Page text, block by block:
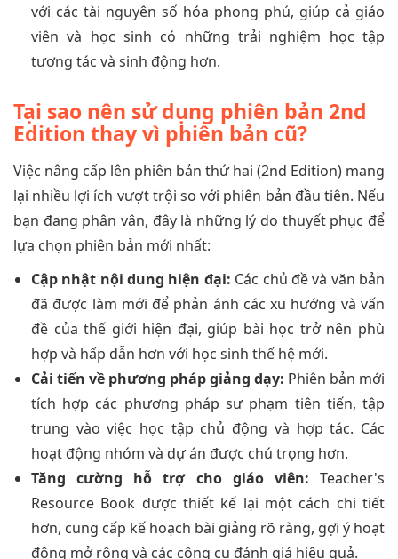
với các tài nguyên số hóa phong phú, giúp cả giáo
viên và học sinh có những trải nghiệm học tập
tương tác và sinh động hơn.
Tại sao nên sử dụng phiên bản 2nd
Edition thay vì phiên bản cũ?
Việc nâng cấp lên phiên bản thứ hai (2nd Edition) mang
lại nhiều lợi ích vượt trội so với phiên bản đầu tiên. Nếu
bạn đang phân vân, đây là những lý do thuyết phục để
lựa chọn phiên bản mới nhất:
Cập nhật nội dung hiện đại: Các chủ đề và văn bản
đã được làm mới để phản ánh các xu hướng và vấn
đề của thế giới hiện đại, giúp bài học trở nên phù
hợp và hấp dẫn hơn với học sinh thế hệ mới.
Cải tiến về phương pháp giảng dạy: Phiên bản mới
tích hợp các phương pháp sư phạm tiên tiến, tập
trung vào việc học tập chủ động và hợp tác. Các
hoạt động nhóm và dự án được chú trọng hơn.
Tăng cường hỗ trợ cho giáo viên: Teacher's
Resource Book được thiết kế lại một cách chi tiết
hơn, cung cấp kế hoạch bài giảng rõ ràng, gợi ý hoạt
động mở rộng và các công cụ đánh giá hiệu quả.